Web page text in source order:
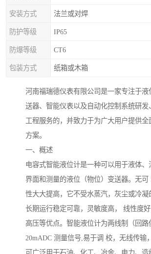
安装方式 法兰或对焊
防护等级 IP65
防爆等级 CT6
包装方式 纸箱或木箱
河南福瑞德仪表有限公司是一家专注于液
送器、智能仪表以及自动化控制系统研发
工程服务的，并致力于为广大用户提供全
方案。
一、概述
电容式智能液位计是一种可以用于液体、
界面和测量的液位（物位）变送器。无可
性大大提高，它不受水蒸汽，灰尘或冷凝
长期运行稳定可靠，灵敏度高， 线性度
高压等优点。智能液位计为两线制（回路
20mADC 测量信号,易于调 校，无线传输